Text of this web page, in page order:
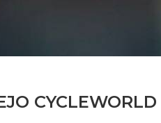
CYCLEWORLD